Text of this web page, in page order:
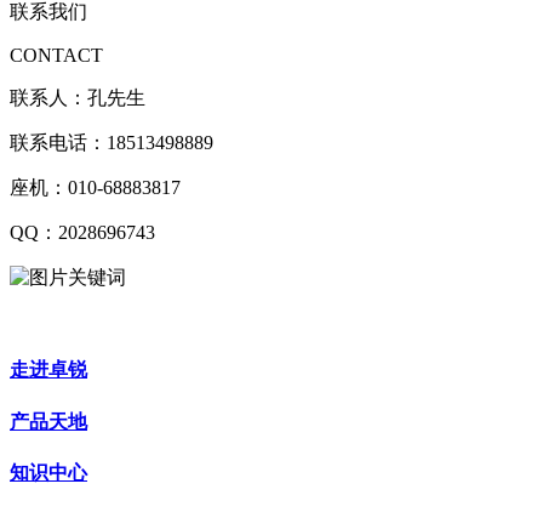
联系我们
CONTACT
联系人：孔先生
联系电话：18513498889
座机：010-68883817
QQ：2028696743
走进卓锐
产品天地
知识中心